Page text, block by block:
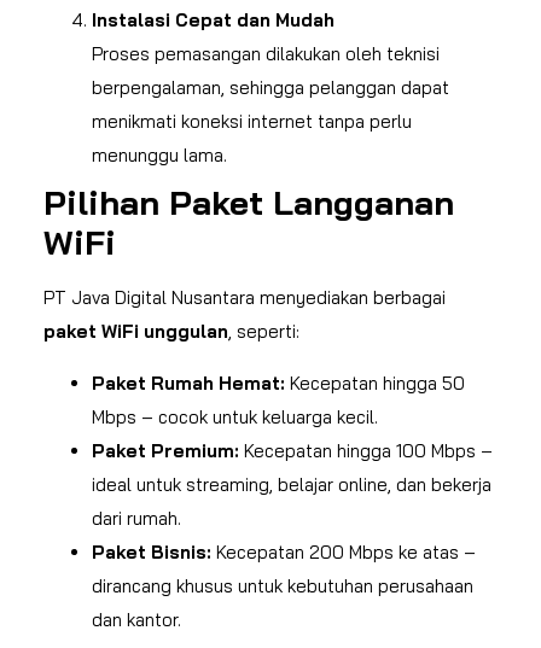
Instalasi Cepat dan Mudah
Proses pemasangan dilakukan oleh teknisi
berpengalaman, sehingga pelanggan dapat
menikmati koneksi internet tanpa perlu
menunggu lama.
Pilihan Paket Langganan
WiFi
PT Java Digital Nusantara menyediakan berbagai
paket WiFi unggulan, seperti:
Paket Rumah Hemat: Kecepatan hingga 50
Mbps – cocok untuk keluarga kecil.
Paket Premium: Kecepatan hingga 100 Mbps –
ideal untuk streaming, belajar online, dan bekerja
dari rumah.
Paket Bisnis: Kecepatan 200 Mbps ke atas –
dirancang khusus untuk kebutuhan perusahaan
dan kantor.